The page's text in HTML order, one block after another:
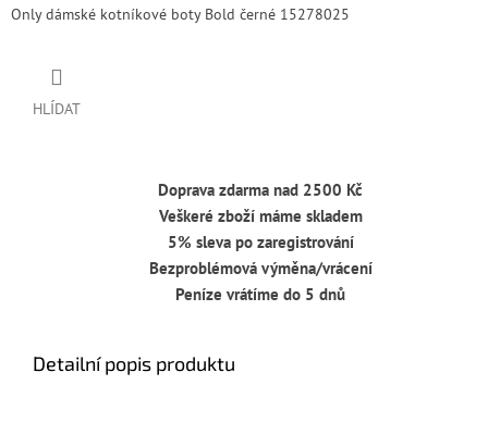
Only dámské kotníkové boty Bold černé 15278025
HLÍDAT
Doprava zdarma nad 2500 Kč
Veškeré zboží máme skladem
5% sleva po zaregistrování
Bezproblémová výměna/vrácení
Peníze vrátíme do 5 dnů
Detailní popis produktu